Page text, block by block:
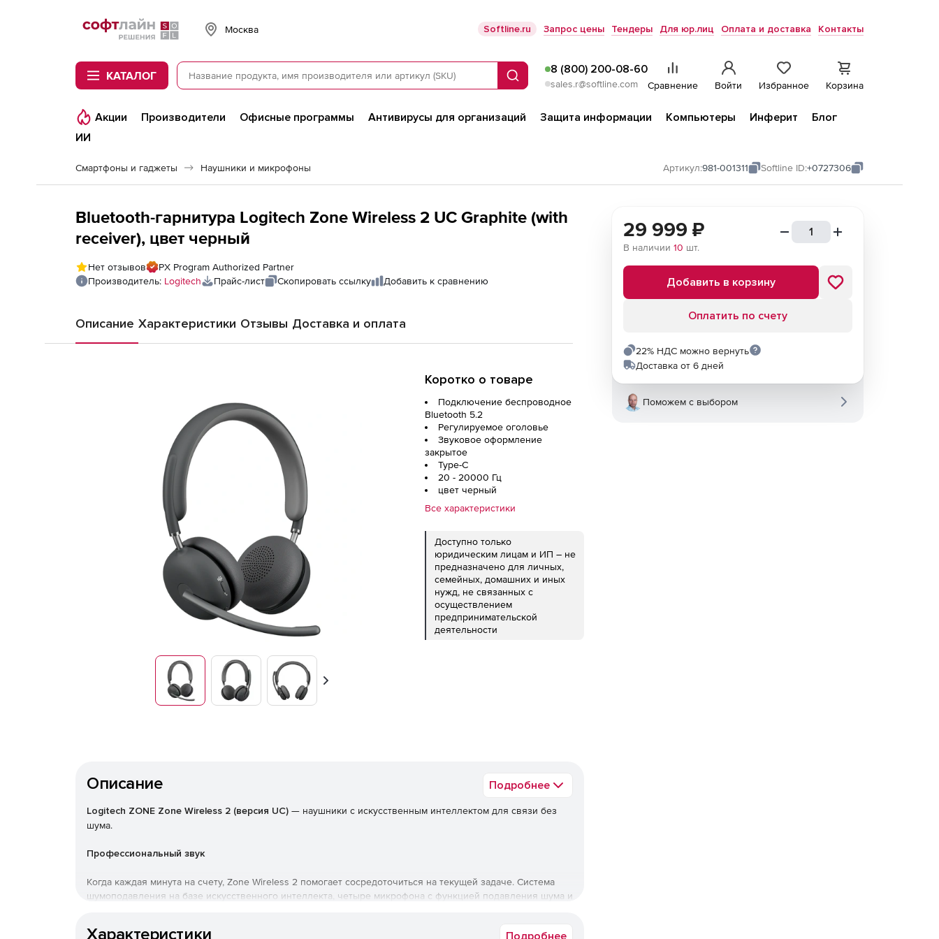
Softline
Москва Softline.ru Запрос цены Тендеры Для юр.лиц Оплата и доставка Контакты
КАТАЛОГ Поиск
8 (800) 200-08-60
sales.r@softline.com Сравнение Войти Избранное Корзина
Акции Производители Офисные программы Антивирусы для организаций Защита информации Компьютеры Инферит
Блог
ИИ
Смартфоны и гаджеты Наушники и микрофоны Артикул:981-001311 Softline ID:+0727306
Bluetooth-гарнитура Logitech Zone Wireless 2 UC Graphite (with
receiver), цвет черный
Нет отзывов
PX Program Authorized Partner
Производитель: Logitech Прайс-лист Скопировать ссылку Добавить к сравнению
Описание Характеристики Отзывы Доставка и оплата
Вперед
Коротко о товаре
Подключение беспроводное
Bluetooth 5.2
Регулируемое оголовье
Звуковое оформление
закрытое
Type-C
20 - 20000 Гц
цвет черный
Все характеристики
Доступно только
юридическим лицам и ИП – не
предназначено для личных,
семейных, домашних и иных
нужд, не связанных с
осуществлением
предпринимательской
деятельности
Описание Подробнее
Logitech ZONE Zone Wireless 2 (версия UC) — наушники с искусственным интеллектом для связи без
шума.
Профессиональный звук
Когда каждая минута на счету, Zone Wireless 2 помогает сосредоточиться на текущей задаче. Система
шумоподавления на базе искусственного интеллекта, четыре микрофона с функцией подавления шума и
Характеристики Подробнее
29 999 ₽
В наличии 10 шт.
Добавить в корзину
Оплатить по счету
22% НДС можно вернуть
Доставка от 6 дней
Поможем с выбором